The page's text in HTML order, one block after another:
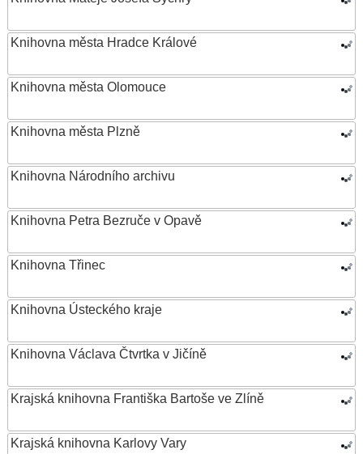
Knihovna města Hradce Králové
Knihovna města Olomouce
Knihovna města Plzně
Knihovna Národního archivu
Knihovna Petra Bezruče v Opavě
Knihovna Třinec
Knihovna Ústeckého kraje
Knihovna Václava Čtvrtka v Jičíně
Krajská knihovna Františka Bartoše ve Zlíně
Krajská knihovna Karlovy Vary